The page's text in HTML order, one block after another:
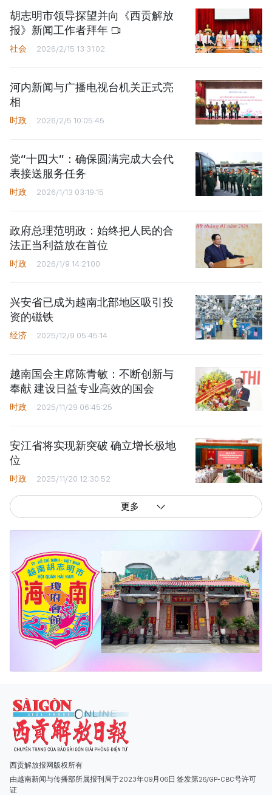
胡志明市领导探望并向《西贡解放
报》新闻工作者拜年
社会 2026/2/15 13:31:02
河内新闻与广播电视台机关正式亮
相
时政 2026/2/5 10:05:45
党“十四大”：确保圆满完成大会代
表接送服务任务
时政 2026/1/13 03:19:15
政府总理范明政：始终把人民的合
法正当利益放在首位
时政 2026/1/9 14:21:00
兴安省已成为越南北部地区吸引投
资的磁铁
经济 2025/12/9 05:45:14
越南国会主席陈青敏：不断创新与
奉献 建设日益专业高效的国会
时政 2025/11/29 06:45:25
安江省将实现新突破 确立增长极地
位
时政 2025/11/20 12:30:52
更多
西贡解放报网版权所有
由越南新闻与传播部所属报刊局于2023年09月06日 签发第26/GP-CBC号许可
证